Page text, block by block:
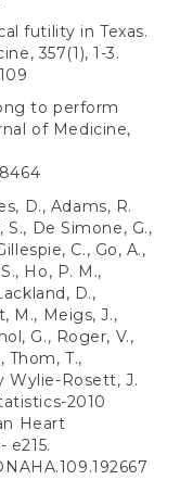
futility in Texas.
357(1), 1-3.
to perform
of Medicine,
D., Adams, R.
S., De Simone, G.,
C., Go, A.,
Ho, P. M.,
D.,
M., Meigs, J.,
G., Roger, V.,
Thom, T.,
Wylie-Rosett, J.
2010
Heart
e215.